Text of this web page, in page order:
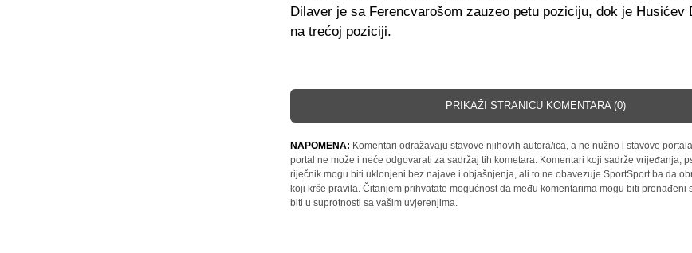
Dilaver je sa Ferencvarošom zauzeo petu poziciju, dok je Husićev
na trećoj poziciji.
PRIKAŽI STRANICU KOMENTARA (0)
NAPOMENA: Komentari odražavaju stavove njihovih autora/ica, a ne nužno i stavove
portal ne može i neće odgovarati za sadržaj tih kometara. Komentari koji sadrže vrijeđanja,
riječnik mogu biti uklonjeni bez najave i objašnjenja, ali to ne obavezuje SportSport.ba da
koji krše pravila. Čitanjem prihvatate mogućnost da među komentarima mogu biti pronađeni
biti u suprotnosti sa vašim uvjerenjima.